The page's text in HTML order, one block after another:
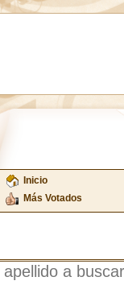
Inicio
Más Votados